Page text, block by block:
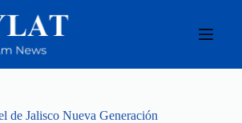
de Jalisco Nueva Generación